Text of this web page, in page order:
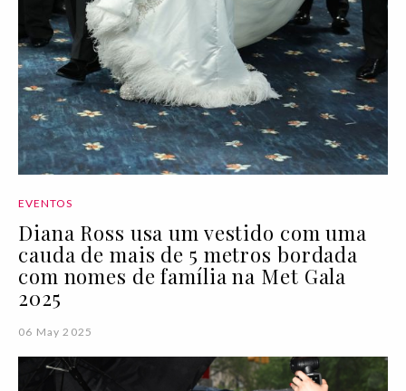
EVENTOS
Diana Ross usa um vestido com uma
cauda de mais de 5 metros bordada
com nomes de família na Met Gala
2025
06 May 2025